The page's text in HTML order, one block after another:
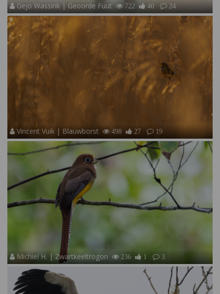
Gejo Wassink | Geoorde Fuut 722 40 24
Vincent Vuik | Blauwborst 498 27 19
Michiel H. | Zwartkeeltrogon 236 1 3